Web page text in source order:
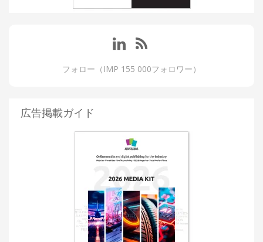
フォロー（IMP 155 000フォロワー）
広告掲載ガイド